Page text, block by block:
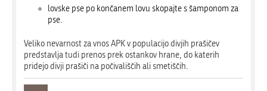
lovske pse po končanem lovu skopajte s šamponom za
pse.
Veliko nevarnost za vnos APK v populacijo divjih prašičev
predstavlja tudi prenos prek ostankov hrane, do katerih
pridejo divji prašiči na počivališčih ali smetiščih.